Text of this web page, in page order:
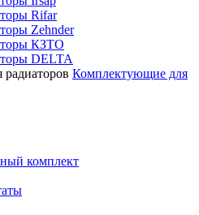
Rifar
Zehnder
КЗТО
DELTA
Комплектующие для
комплект